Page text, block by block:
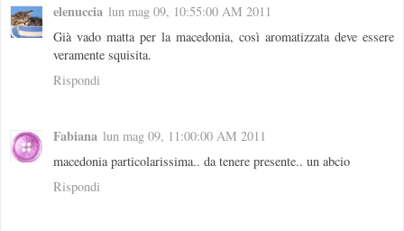
elenuccia lun mag 09, 10:55:00 AM 2011
Già vado matta per la macedonia, così aromatizzata deve essere
veramente squisita.
Rispondi
Fabiana lun mag 09, 11:00:00 AM 2011
macedonia particolarissima.. da tenere presente.. un abcio
Rispondi